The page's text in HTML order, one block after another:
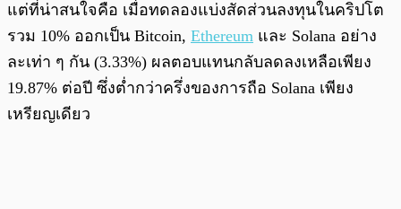
แต่ที่น่าสนใจคือ เมื่อทดลองแบ่งสัดส่วนลงทุนในคริปโต
รวม 10% ออกเป็น Bitcoin, Ethereum และ Solana อย่าง
ละเท่า ๆ กัน (3.33%) ผลตอบแทนกลับลดลงเหลือเพียง
19.87% ต่อปี ซึ่งต่ำกว่าครึ่งของการถือ Solana เพียง
เหรียญเดียว